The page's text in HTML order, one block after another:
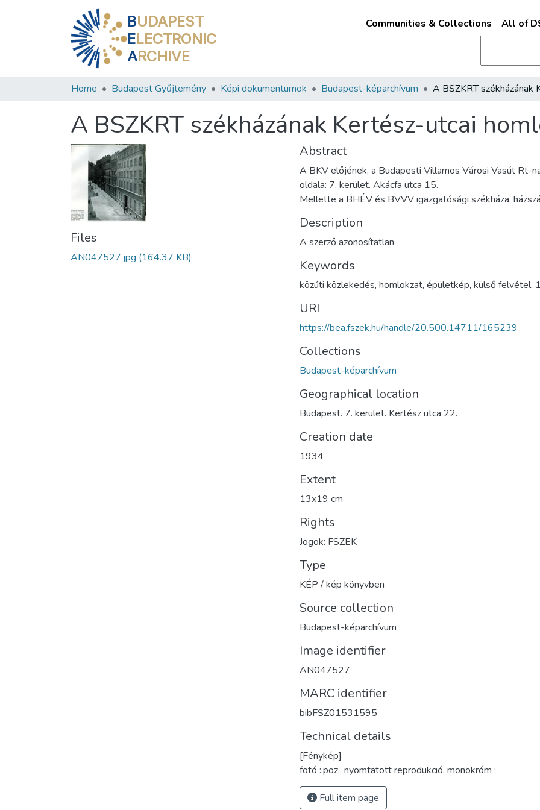
BUDAPEST
ELECTRONIC
ARCHIVE
Communities & Collections All of
Home Budapest Gyűjtemény Képi dokumentumok Budapest-képarchívum
A BSZKRT székházának Kertész-utcai
Files
AN047527.jpg (164.37 KB)
Abstract
A BKV előjének, a Budapesti Villamos Városi Vasút Rt-
oldala: 7. kerület. Akácfa utca 15.
Mellette a BHÉV és BVVV igazgatósági székháza,
Description
A szerző azonosítatlan
Keywords
közúti közlekedés, homlokzat, épületkép, külső felvétel,
URI
https://bea.fszek.hu/handle/20.500.14711/165239
Collections
Budapest-képarchívum
Geographical location
Budapest. 7. kerület. Kertész utca 22.
Creation date
1934
Extent
13x19 cm
Rights
Jogok: FSZEK
Type
KÉP / kép könyvben
Source collection
Budapest-képarchívum
Image identifier
AN047527
MARC identifier
bibFSZ01531595
Technical details
[Fénykép]
fotó :,poz., nyomtatott reprodukció, monokróm ;
Full item page